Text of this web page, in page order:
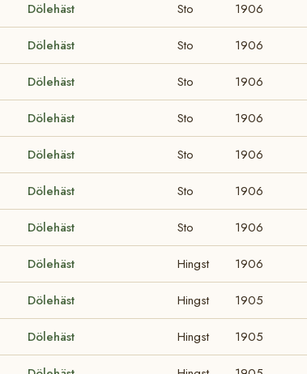
Dölehäst Sto 1906
Dölehäst Sto 1906
Dölehäst Sto 1906
Dölehäst Sto 1906
Dölehäst Sto 1906
Dölehäst Sto 1906
Dölehäst Sto 1906
Dölehäst Hingst 1906
Dölehäst Hingst 1905
Dölehäst Hingst 1905